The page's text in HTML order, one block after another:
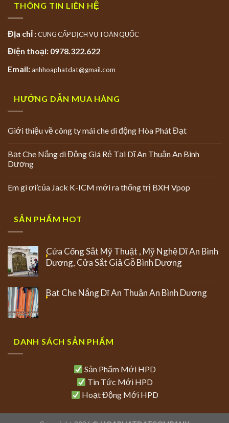
THÔNG TIN LIÊN HỆ
Địa chỉ :CUNG CẤP DỊCH VỤ TOÀN QUỐC
Điện thoại: 0978.322.622
Email:anhhoaphatdat@gmail.com
HƯỚNG DẪN MUA HÀNG
Giới thiệu về công ty mái che di động Hòa Phát Đạt
Bạt Che Nắng di Động Giá Rẻ Tại Dĩ An Thuận An Bình
Dương
Em gì ơi’của Jack K-ICM mới ra thống trị BXH Vpop
SẢN PHẨM HOT
Cửa Cổng Sắt Mỹ Thuật , Mỹ Nghệ Dĩ An Bình
Dương, Cửa Sắt Giả Gỗ Bình Dương
Bạt Che Nắng Dĩ An Thuận An Bình Dương
DANH SÁCH SẢN PHẨM
Sản Phẩm Mới HPD
Tin Tức Mới HPD
Hoạt Động Mới HPD